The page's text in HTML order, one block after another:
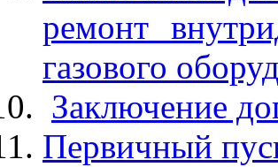
ремонт
газового
Заключение
Первичный